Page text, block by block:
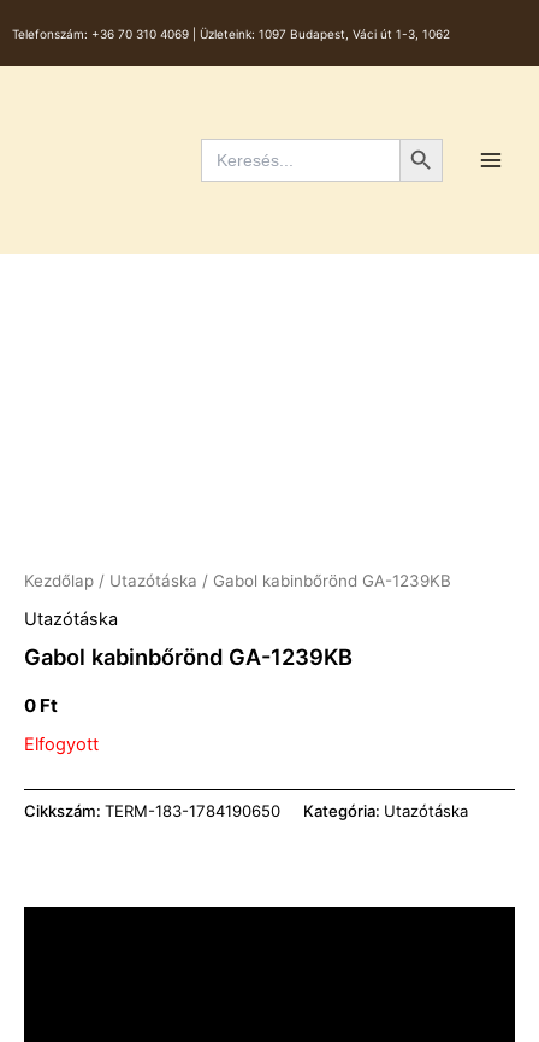
to
content
Telefonszám: +36 70 310 4069 | Üzleteink: 1097 Budapest, Váci út 1-3, 1062
Search
for:
Search Button
Kezdőlap / Utazótáska / Gabol kabinbőrönd GA-1239KB
Utazótáska
Gabol kabinbőrönd GA-1239KB
0 Ft
Elfogyott
Cikkszám: TERM-183-1784190650 Kategória: Utazótáska